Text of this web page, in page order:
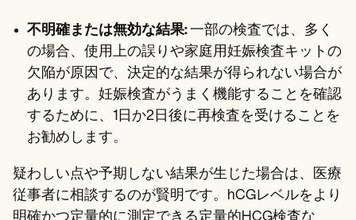
不明確または無効な結果:一部の検査では、多く
の場合、使用上の誤りや家庭用妊娠検査キットの
欠陥が原因で、決定的な結果が得られない場合が
あります。妊娠検査がうまく機能することを確認
するために、1日か2日後に再検査を受けることを
お勧めします。
疑わしい点や予期しない結果が生じた場合は、医療
従事者に相談するのが賢明です。hCGレベルをより